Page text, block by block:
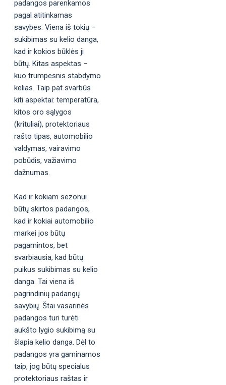
padangos parenkamos
pagal atitinkamas
savybes. Viena iš tokių –
sukibimas su kelio danga,
kad ir kokios būklės ji
būtų. Kitas aspektas –
kuo trumpesnis stabdymo
kelias. Taip pat svarbūs
kiti aspektai: temperatūra,
kitos oro sąlygos
(krituliai), protektoriaus
rašto tipas, automobilio
valdymas, vairavimo
pobūdis, važiavimo
dažnumas.
Kad ir kokiam sezonui
būtų skirtos padangos,
kad ir kokiai automobilio
markei jos būtų
pagamintos, bet
svarbiausia, kad būtų
puikus sukibimas su kelio
danga. Tai viena iš
pagrindinių padangų
savybių. Štai vasarinės
padangos turi turėti
aukšto lygio sukibimą su
šlapia kelio danga. Dėl to
padangos yra gaminamos
taip, jog būtų specialus
protektoriaus raštas ir